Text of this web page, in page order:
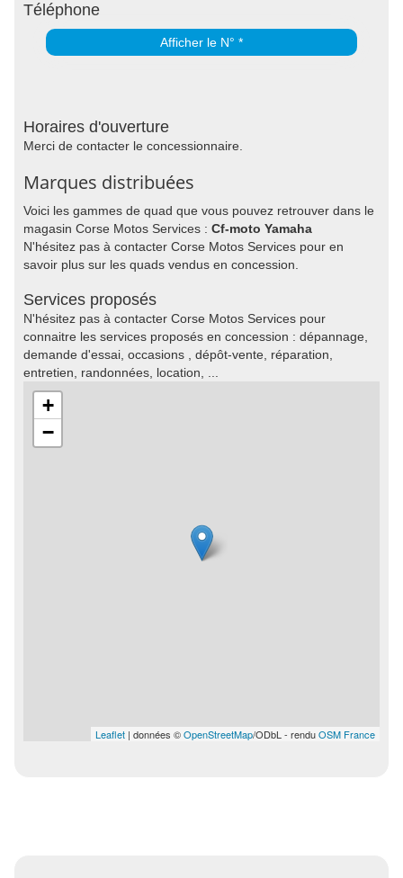
Téléphone
Afficher le N° *
Horaires d'ouverture
Merci de contacter le concessionnaire.
Marques distribuées
Voici les gammes de quad que vous pouvez retrouver dans le
magasin Corse Motos Services : Cf-moto Yamaha
N'hésitez pas à contacter Corse Motos Services pour en
savoir plus sur les quads vendus en concession.
Services proposés
N'hésitez pas à contacter Corse Motos Services pour
connaitre les services proposés en concession : dépannage,
demande d'essai, occasions , dépôt-vente, réparation,
entretien, randonnées, location, ...
+
−
Leaflet | données ©OpenStreetMap/ODbL - renduOSM France